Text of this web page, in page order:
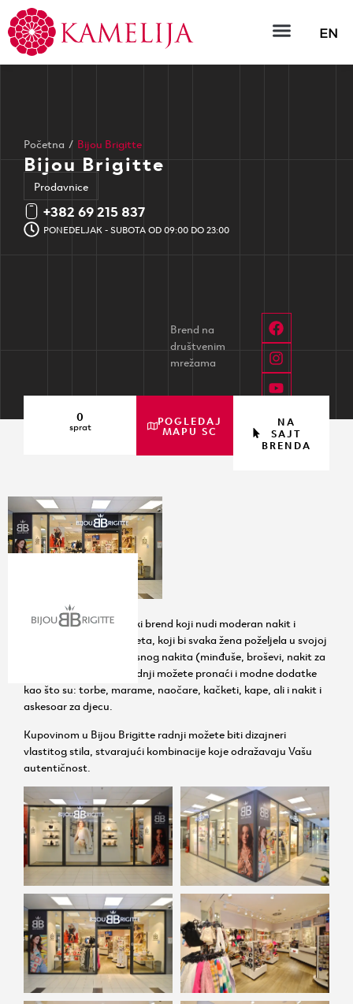
EN
Početna / Bijou Brigitte
Bijou Brigitte
Prodavnice
+382 69 215 837
PONEDELJAK - SUBOTA OD 09:00 DO 23:00
0
sprat POGLEDAJ
MAPU SC
NA
SAJT
BRENDA
Bijou Brigitte – njemački brend koji nudi moderan nakit i
aksesoar visokog kvaliteta, koji bi svaka žena poželjela u svojoj
kolekciji. Pored raznovrsnog nakita (minđuše, broševi, nakit za
tijelo, šnale…) u ovoj radnji možete pronaći i modne dodatke
kao što su: torbe, marame, naočare, kačketi, kape, ali i nakit i
askesoar za djecu.
Kupovinom u Bijou Brigitte radnji možete biti dizajneri
vlastitog stila, stvarajući kombinacije koje odražavaju Vašu
autentičnost.
Brend na
društvenim
mrežama